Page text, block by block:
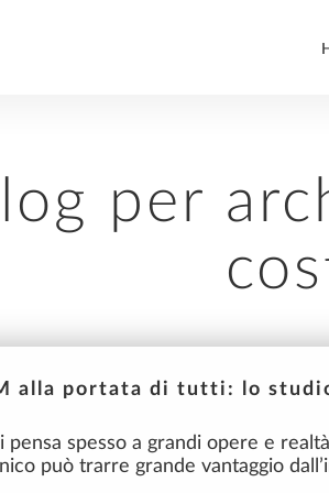
per
alla portata di tutti: lo
pensa spesso a grandi opere e
può trarre grande vantaggio